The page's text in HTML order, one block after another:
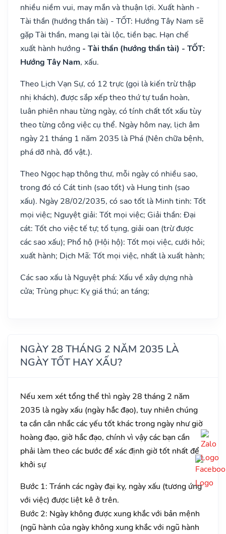
nhiều niềm vui, may mắn và thuận lợi. Xuất hành -
Tài thần (hướng thần tài) - TỐT: Hướng Tây Nam sẽ
gặp Tài thần, mang lại tài lộc, tiền bạc. Hạn chế
xuất hành hướng - Tài thần (hướng thần tài) - TỐT:
Hướng Tây Nam, xấu.
Theo Lịch Vạn Sự, có 12 trực (gọi là kiến trừ thập
nhị khách), được sắp xếp theo thứ tự tuần hoàn,
luân phiên nhau từng ngày, có tính chất tốt xấu tùy
theo từng công việc cụ thể. Ngày hôm nay, lịch âm
ngày 21 tháng 1 năm 2035 là Phá (Nên chữa bệnh,
phá dỡ nhà, đồ vật.).
Theo Ngọc hạp thông thư, mỗi ngày có nhiều sao,
trong đó có Cát tinh (sao tốt) và Hung tinh (sao
xấu). Ngày 28/02/2035, có sao tốt là Minh tinh: Tốt
mọi việc; Nguyệt giải: Tốt mọi việc; Giải thần: Đại
cát: Tốt cho việc tế tự; tố tụng, giải oan (trừ được
các sao xấu); Phổ hộ (Hội hộ): Tốt mọi việc, cưới hỏi;
xuất hành; Dịch Mã: Tốt mọi việc, nhất là xuất hành;
Các sao xấu là Nguyệt phá: Xấu về xây dựng nhà
cửa; Trùng phục: Kỵ giá thú; an táng;
NGÀY 28 THÁNG 2 NĂM 2035 LÀ
NGÀY TỐT HAY XẤU?
Nếu xem xét tổng thể thì ngày 28 tháng 2 năm
2035 là ngày xấu (ngày hắc đạo), tuy nhiên chúng
ta cần cân nhắc các yếu tốt khác trong ngày như giờ
hoàng đạo, giờ hắc đạo, chính vì vậy các bạn cần
phải làm theo các bước để xác định giờ tốt nhất để
khởi sự
Bước 1: Tránh các ngày đại kỵ, ngày xấu (tương ứng
với việc) được liệt kê ở trên.
Bước 2: Ngày không được xung khắc với bản mệnh
(ngũ hành của ngày không xung khắc với ngũ hành